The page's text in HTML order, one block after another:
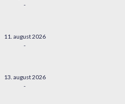
-
11. august 2026
-
13. august 2026
-